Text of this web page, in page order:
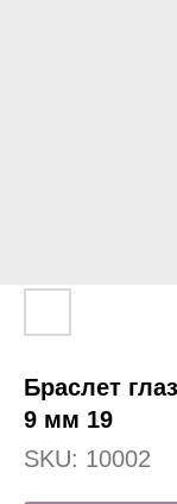
Браслет
9 мм 19
SKU: 10002